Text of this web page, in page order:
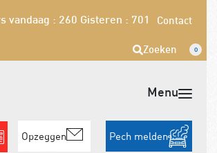
vandaag : 260 Gisteren : 701 Contact
Zoeken 0
Opzeggen Pech melden